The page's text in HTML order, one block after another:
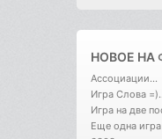
НОВОЕ НА
Ассоциации...
Игра Слова
Игра на две
Еще одна игра